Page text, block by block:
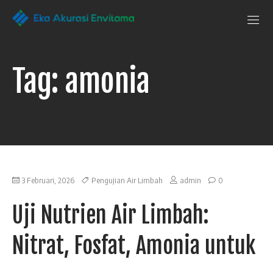
Penguji Eka
Laboratorium
dapat
anda
andalkan
Tag: amonia
3 Februari, 2026 Pengujian Air Limbah admin 0
Uji Nutrien Air Limbah:
Nitrat, Fosfat, Amonia untuk